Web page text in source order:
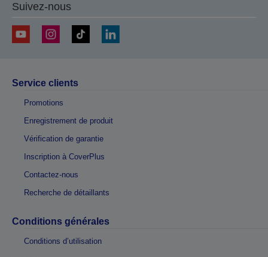
Suivez-nous
Service clients
Promotions
Enregistrement de produit
Vérification de garantie
Inscription à CoverPlus
Contactez-nous
Recherche de détaillants
Conditions générales
Conditions d’utilisation